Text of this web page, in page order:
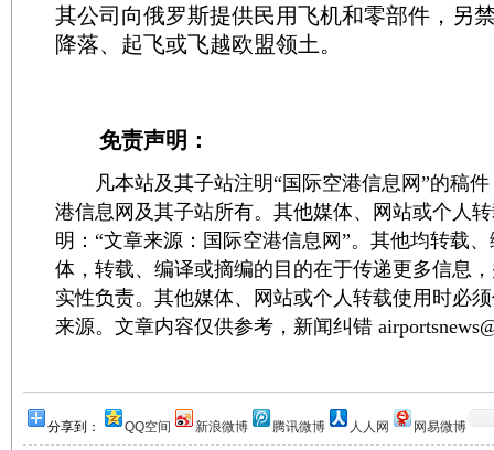
其公司向俄罗斯提供民用飞机和零部件，另
降落、起飞或飞越欧盟领土。
免责声明：
凡本站及其子站注明“国际空港信息网”的稿件
港信息网及其子站所有。其他媒体、网站或个人
明：“文章来源：国际空港信息网”。其他均转载
体，转载、编译或摘编的目的在于传递更多信息
实性负责。其他媒体、网站或个人转载使用时必
来源。文章内容仅供参考，新闻纠错
分享到： QQ空间 新浪微博 腾讯微博 人人网 网易微博